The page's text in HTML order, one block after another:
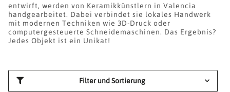
entwirft, werden von Keramikkünstlern in Valencia
handgearbeitet. Dabei verbindet sie lokales Handwerk
mit modernen Techniken wie 3D-Druck oder
computergesteuerte Schneidemaschinen. Das Ergebnis?
Jedes Objekt ist ein Unikat!
Filter und Sortierung